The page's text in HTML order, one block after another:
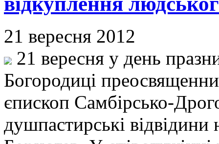
21 вересня 2012
21 вересня у день
Богородиці
єпископ Самбірсько-
душпастирські відвідини